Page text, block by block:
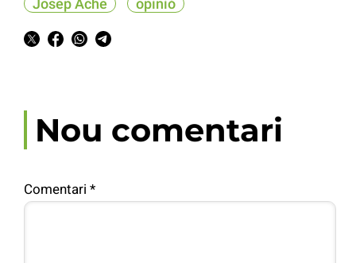
Josep Ache opinió
Nou comentari
Comentari *